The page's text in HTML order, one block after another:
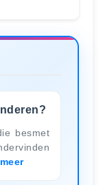
besmet